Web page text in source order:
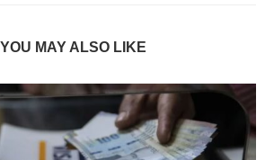
YOU MAY ALSO LIKE